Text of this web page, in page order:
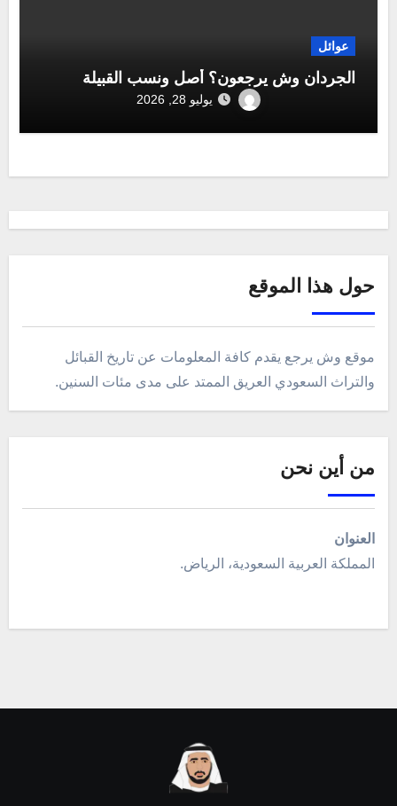
عوائل
الجردان وش يرجعون؟ أصل ونسب القبيلة
يوليو 28, 2026
حول هذا الموقع
موقع وش يرجع يقدم كافة المعلومات عن تاريخ القبائل
والتراث السعودي العريق الممتد على مدى مئات السنين.
من أين نحن
العنوان
المملكة العربية السعودية، الرياض.